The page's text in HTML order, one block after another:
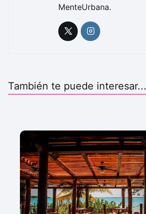
MenteUrbana.
También te puede interesar...